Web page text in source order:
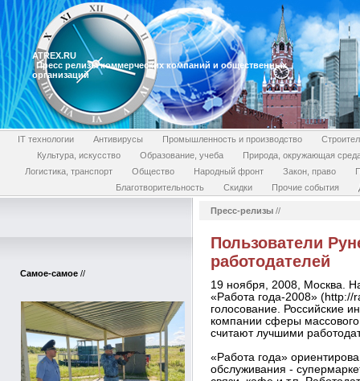
ATREX.RU
Пресс релизы коммерческих компаний и общественных
организаций
IT технологии Антивирусы Промышленность и производство
Культура, искусство
Образование, учеба
Природа, окружающая
Логистика, транспорт
Общество Народный фронт Закон, право
Благотворительность
Скидки Прочие события
Самое-самое //
Пресс-релизы //
Пользователи
работодателей
19 ноября, 2008, Москва.
«Работа года-2008»
голосование. Российские
компании сферы массового
считают лучшими
«Работа года»
обслуживания -